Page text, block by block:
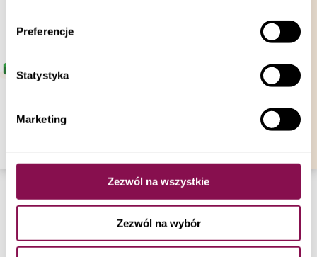
Możesz zezwolić na wszystkie pliki cookie, wybrać
je indywidualnie lub odrzucić wszystkie. W dowolnym
plików, cofnąć swoją zgodę lub sprzeciwić się,
korzystając z możliwości zarządzania ustawieniami
Twojej przeglądarki.
Preferencje
Statystyka
Marketing
Zezwól na wszystkie
Zezwól na wybór
Dynia nie tylko na Halloween – wprowadź
#vege